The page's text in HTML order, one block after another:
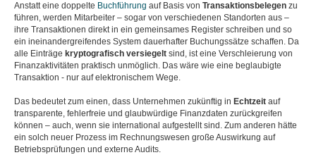
Anstatt eine doppelte Buchführung auf Basis von Transaktionsbelegen zu
führen, werden Mitarbeiter – sogar von verschiedenen Standorten aus –
ihre Transaktionen direkt in ein gemeinsames Register schreiben und so
ein ineinandergreifendes System dauerhafter Buchungssätze schaffen. Da
alle Einträge kryptografisch versiegelt sind, ist eine Verschleierung von
Finanzaktivitäten praktisch unmöglich. Das wäre wie eine beglaubigte
Transaktion - nur auf elektronischem Wege.
Das bedeutet zum einen, dass Unternehmen zukünftig in Echtzeit auf
transparente, fehlerfreie und glaubwürdige Finanzdaten zurückgreifen
können – auch, wenn sie international aufgestellt sind. Zum anderen hätte
ein solch neuer Prozess im Rechnungswesen große Auswirkung auf
Betriebsprüfungen und externe Audits.